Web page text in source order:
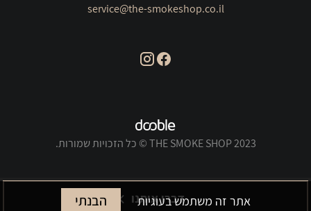
דברו איתנו
service@the-smokeshop.co.il
THE SMOKE SHOP 2023 © כל הזכויות שמורות.
אתר זה משתמש בעוגיות הבנתי